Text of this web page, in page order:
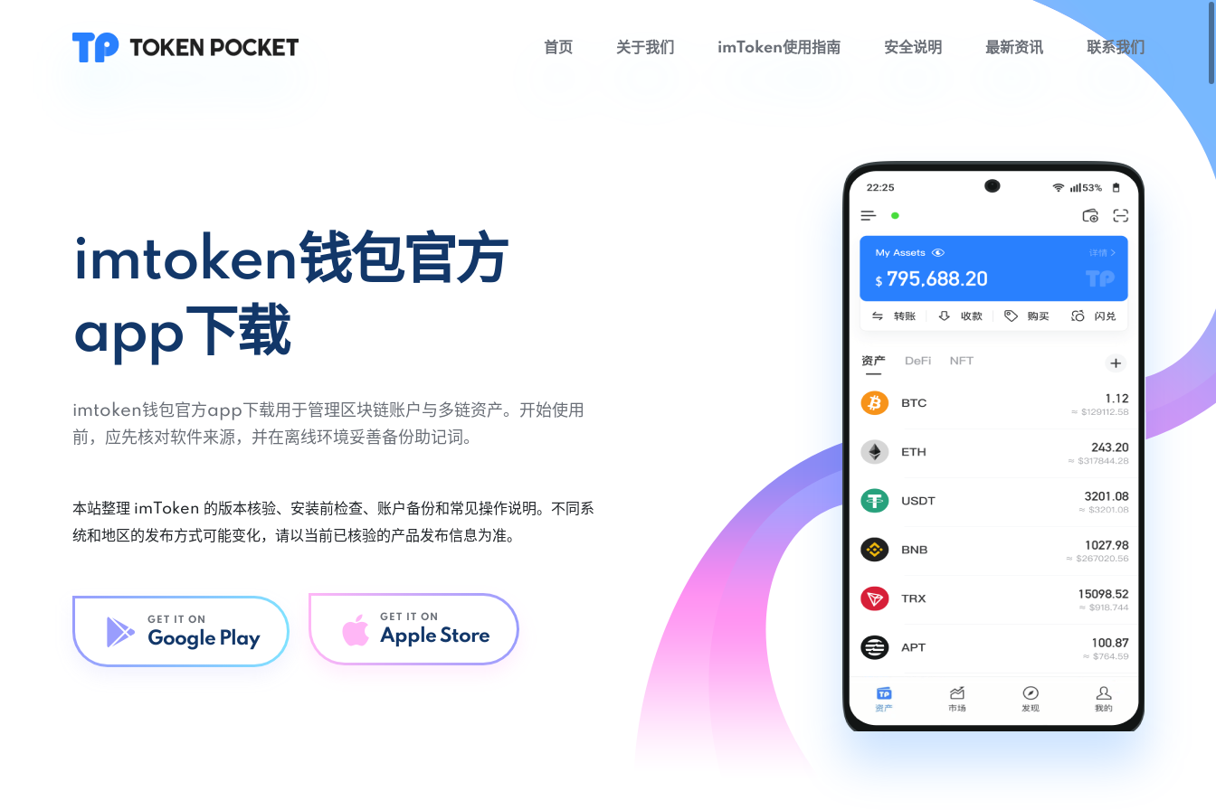
首页 关于我们 imToken使用指南 安全说明 最新资讯 联系我们
imtoken钱包官方
app下载
imtoken钱包官方app下载用于管理区块链账户与多链资产。开始使用
前，应先核对软件来源，并在离线环境妥善备份助记词。
本站整理 imToken 的版本核验、安装前检查、账户备份和常见操作说明。不同系
统和地区的发布方式可能变化，请以当前已核验的产品发布信息为准。
GET IT ON
Google Play
GET IT ON
Apple Store